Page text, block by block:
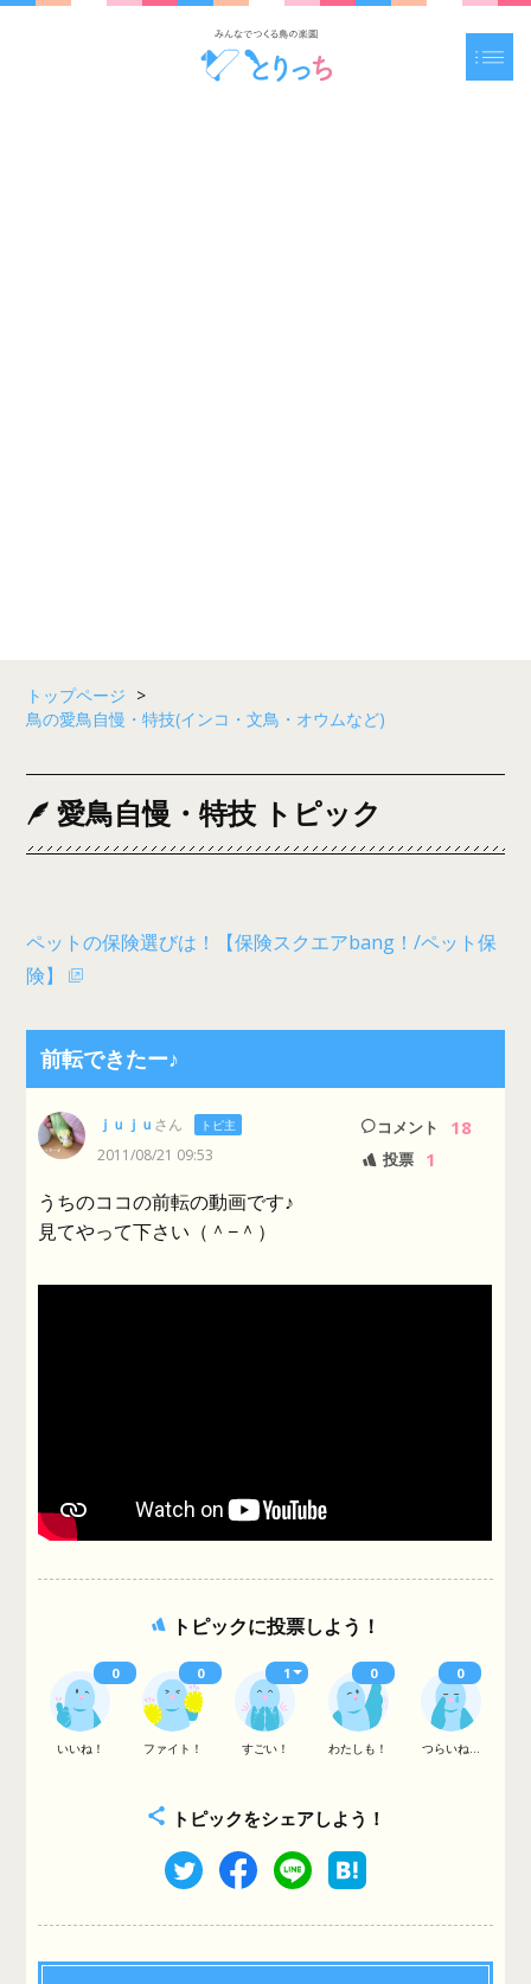
トップページ >
鳥の愛鳥自慢・特技(インコ・文鳥・オウムなど)
愛鳥自慢・特技 トピック
ペットの保険選びは！【保険スクエアbang！/ペット保
険】
前転できたー♪
ｊｕｊｕ さん トピ主
2011/08/21 09:53
コメント 18
投票 1
うちのココの前転の動画です♪
見てやって下さい（＾−＾）
トピックに投票しよう！
いいね！ ファイト！ すごい！ わたしも！ つらいね...
0 0 1 0 0
トピックをシェアしよう！